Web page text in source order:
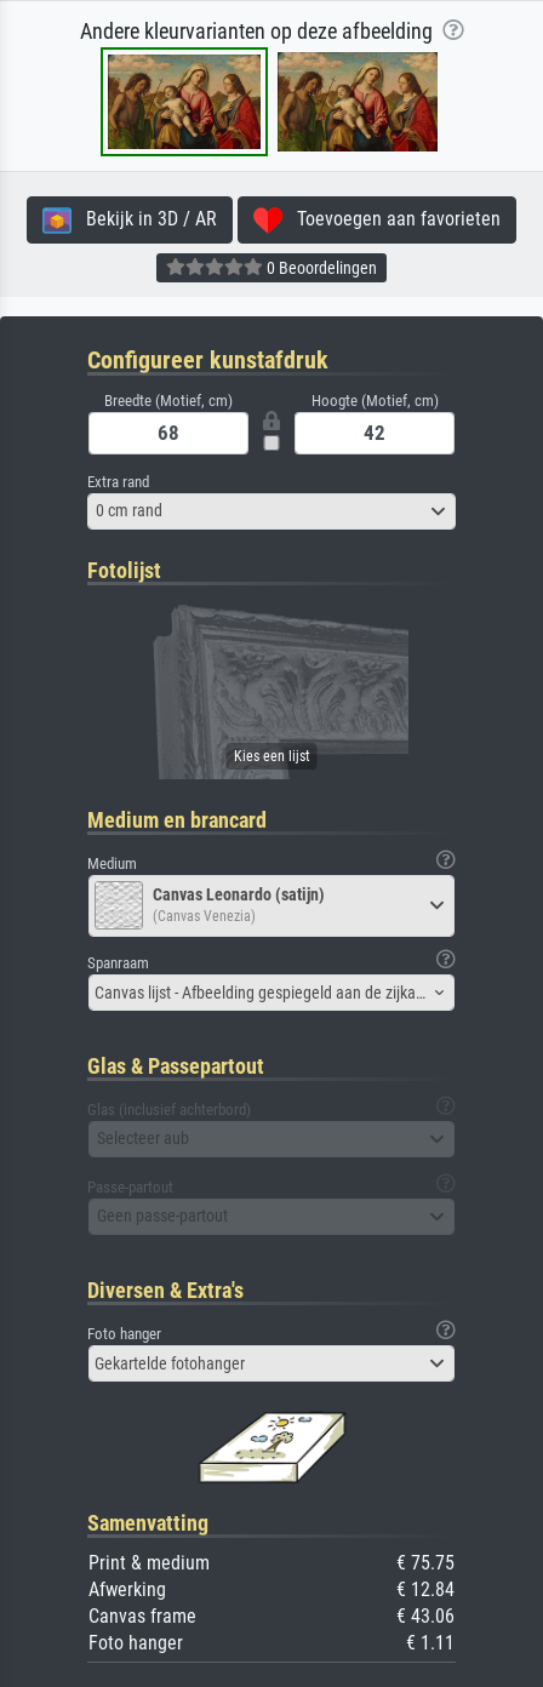
Andere kleurvarianten op deze afbeelding
Bekijk in 3D / AR Toevoegen aan favorieten
0 Beoordelingen
Configureer kunstafdruk
Breedte (Motief, cm) Hoogte (Motief, cm)
Extra rand
0 cm rand
Fotolijst
Medium en brancard
Medium
Canvas Leonardo (satijn)
(Canvas Venezia)
Spanraam
Canvas lijst - Afbeelding gespiegeld aan de zijkant
Glas & Passepartout
Glas (inclusief achterbord)
Selecteer aub
Passe-partout
Geen passe-partout
Diversen & Extra's
Foto hanger
Gekartelde fotohanger
Samenvatting
Print & medium
€ 75.75
Afwerking
€ 12.84
Canvas frame
€ 43.06
Foto hanger
€ 1.11